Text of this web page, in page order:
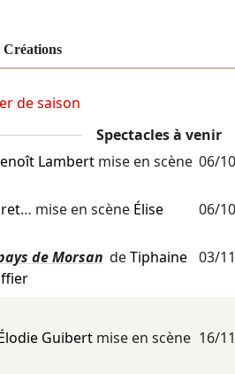
Créations
de saison
Spectacles à venir
Lambertmise en scène 06/10
… mise en scène Élise
06/10
de Morsan deTiphaine
03/11
Guibert mise en scène 16/11